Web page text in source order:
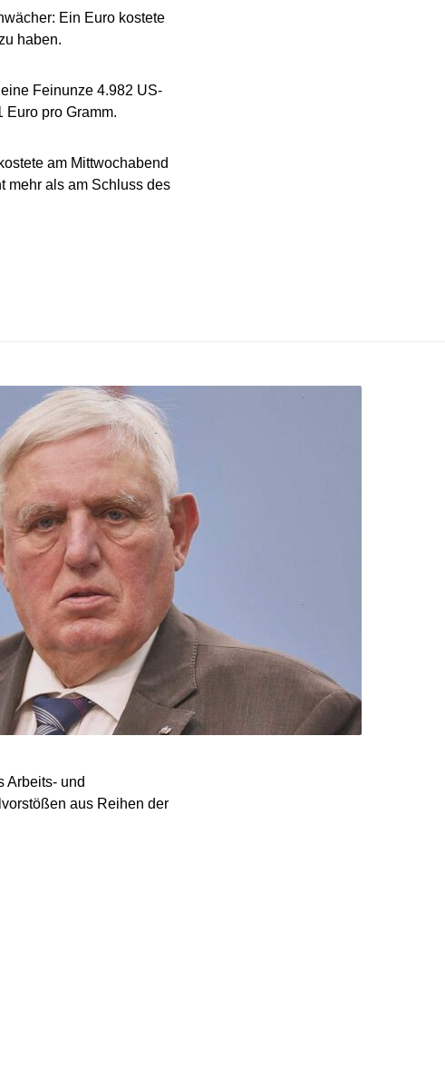
Ein Euro kostete
haben.
Feinunze 4.982 US-
Euro pro Gramm.
am Mittwochabend
mehr als am Schluss des
Arbeits- und
aus Reihen der